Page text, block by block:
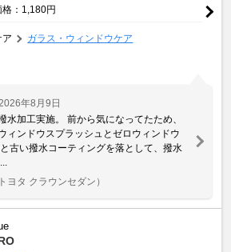
格：1,180円
ア ガラス・ウィンドウケア
2026年8月9日
水加工実施。 前から気になってたため、
ィンドウスプラッシュとゼロウィンドウ
古い撥水コーティングを落として、撥水
ヨタ クラウンセダン）